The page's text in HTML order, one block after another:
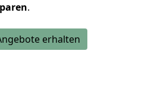
.
erhalten